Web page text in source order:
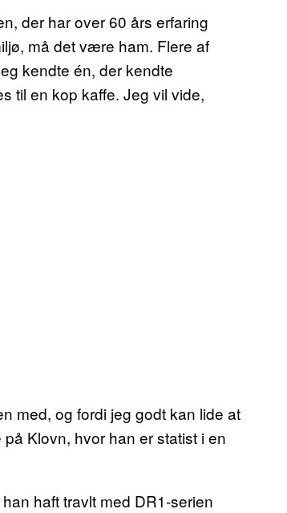
der har over 60 års erfaring
må det være ham. Flere af
kendte én, der kendte
til en kop kaffe. Jeg vil vide,
med, og fordi jeg godt kan lide at
Klovn, hvor han er statist i en
haft travlt med DR1-serien